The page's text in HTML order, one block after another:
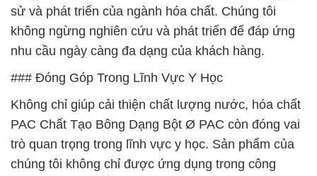
sử và phát triển của ngành hóa chất. Chúng tôi
không ngừng nghiên cứu và phát triển để đáp ứng
nhu cầu ngày càng đa dạng của khách hàng.
### Đóng Góp Trong Lĩnh Vực Y Học
Không chỉ giúp cải thiện chất lượng nước, hóa chất
PAC Chất Tạo Bông Dạng Bột Ø PAC còn đóng vai
trò quan trọng trong lĩnh vực y học. Sản phẩm của
chúng tôi không chỉ được ứng dụng trong công